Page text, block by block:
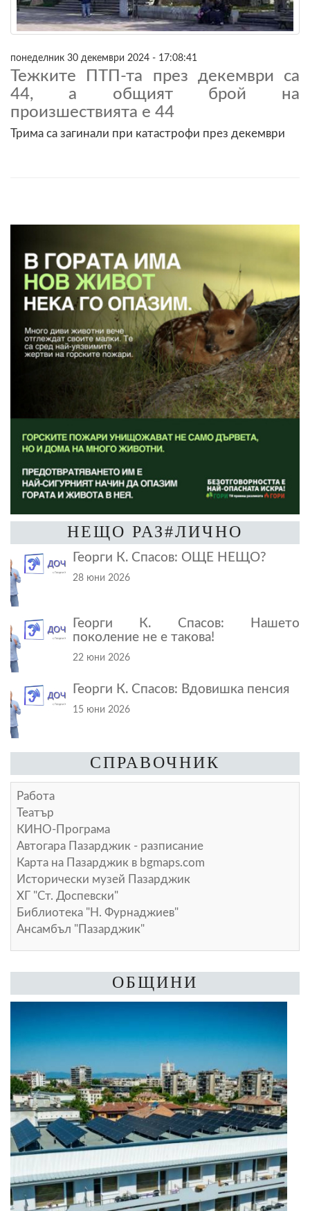
понеделник 30 декември 2024 - 17:08:41
Тежките ПТП-та през декември са
44, а общият брой на
произшествията е 44
Трима са загинали при катастрофи през декември
НЕЩО РАЗ#ЛИЧНО
Георги К. Спасов: ОЩЕ НЕЩО?
28 юни 2026
Георги К. Спасов: Нашето
поколение не е такова!
22 юни 2026
Георги К. Спасов: Вдовишка пенсия
15 юни 2026
СПРАВОЧНИК
Работа
Театър
КИНО-Програма
Автогара Пазарджик - разписание
Карта на Пазарджик в bgmaps.com
Исторически музей Пазарджик
ХГ "Ст. Доспевски"
Библиотека "Н. Фурнаджиев"
Ансамбъл "Пазарджик"
ОБЩИНИ